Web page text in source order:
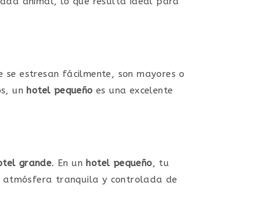
estresan fácilmente, son mayores o
un hotel pequeño es una excelente
grande. En un hotel pequeño, tu
atmósfera tranquila y controlada de